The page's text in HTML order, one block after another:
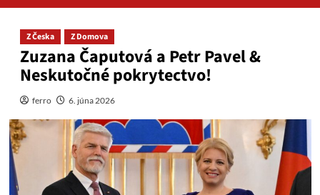
Z Česka Z Domova
Zuzana Čaputová a Petr Pavel &
Neskutočné pokrytectvo!
ferro 6. júna 2026